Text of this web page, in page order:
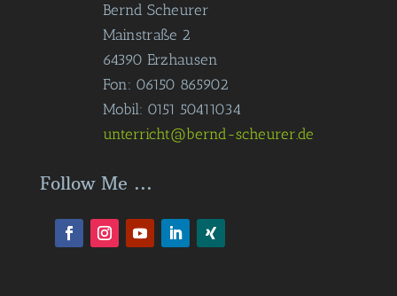
Bernd Scheurer
Mainstraße 2
64390 Erzhausen
Fon: 06150 865902
Mobil: 0151 50411034
unterricht@bernd-scheurer.de
Follow Me ...